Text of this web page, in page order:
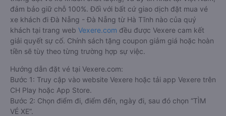
đảm bảo giữ chỗ 100%. Đối với bất cứ giao dịch đặt mua vé
xe khách đi Đà Nẵng - Đà Nẵng từ Hà Tĩnh nào của quý
khách tại trang web Vexere.com đều được Vexere cam kết
giải quyết sự cố. Chính sách tặng coupon giảm giá hoặc hoàn
tiền sẽ tùy theo từng trường hợp sự việc.
Hướng dẫn đặt vé tại Vexere.com:
Bước 1: Truy cập vào website Vexere hoặc tải app Vexere trên
CH Play hoặc App Store.
Bước 2: Chọn điểm đi, điểm đến, ngày đi, sau đó chọn “TÌM
VÉ XE”.